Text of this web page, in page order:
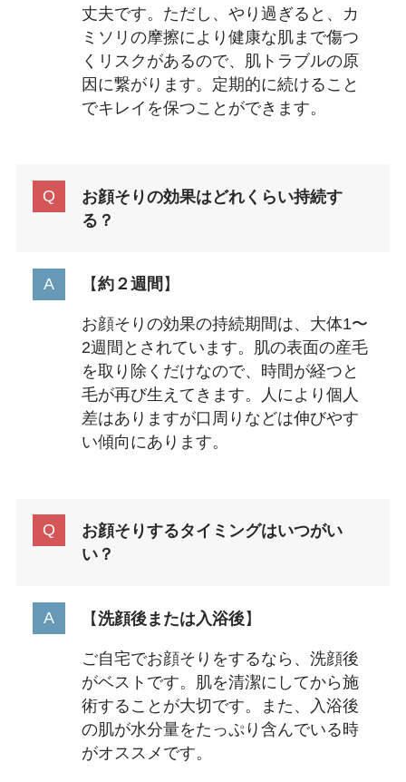
丈夫です。ただし、やり過ぎると、カ
ミソリの摩擦により健康な肌まで傷つ
くリスクがあるので、肌トラブルの原
因に繋がります。定期的に続けること
でキレイを保つことができます。
お顔そりの効果はどれくらい持続す
る？
【約２週間 】
お顔そりの効果の持続期間は、大体1〜
2週間とされています。肌の表面の産毛
を取り除くだけなので、時間が経つと
毛が再び生えてきます。人により個人
差はありますが口周りなどは伸びやす
い傾向にあります。
お顔そりするタイミングはいつがい
い？
【洗顔後または入浴後】
ご自宅でお顔そりをするなら、洗顔後
がベストです。肌を清潔にしてから施
術することが大切です。また、入浴後
の肌が水分量をたっぷり含んでいる時
がオススメです。